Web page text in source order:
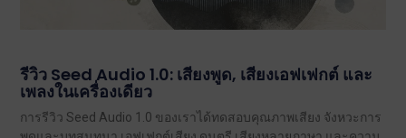
รีวิว Seed Audio 1.0: เสียงพูด, เสียงเอฟเฟกต์ และ
เพลงในเครื่องเดียว
การรีวิว Seed Audio 1.0 ของเราได้ทดสอบคุณภาพเสียง จังหวะการ